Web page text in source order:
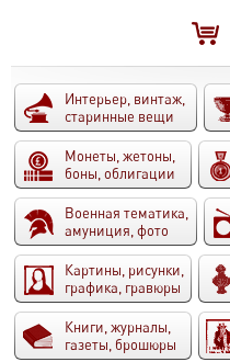
Интерьер, винтаж,
старинные вещи
Монеты, жетоны,
боны, облигации
Военная тематика,
амуниция, фото
Картины, рисунки,
графика, гравюры
Книги, журналы,
газеты, брошюры